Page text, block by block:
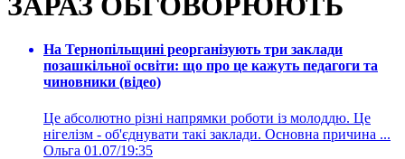
На Тернопільщині реорганізують три заклади
позашкільної освіти: що про це кажуть педагоги та
чиновники (відео)
Це абсолютно різні напрямки роботи із молоддю. Це
нігелізм - об'єднувати такі заклади. Основна причина ...
Ольга 01.07/19:35